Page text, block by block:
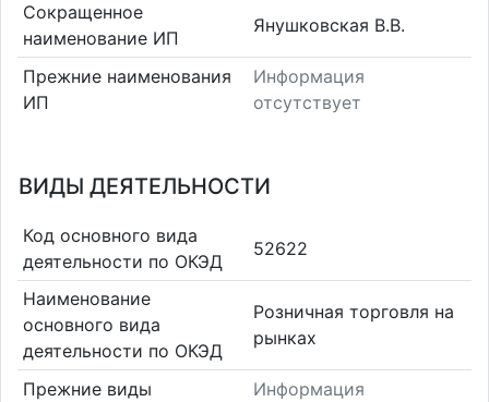
Сокращенное
наименование ИП
Янушковская В.В.
Прежние наименования
ИП
Информация
отсутствует
ВИДЫ ДЕЯТЕЛЬНОСТИ
Код основного вида
деятельности по ОКЭД
52622
Наименование
основного вида
деятельности по ОКЭД
Розничная торговля на
рынках
Прежние виды
Информация